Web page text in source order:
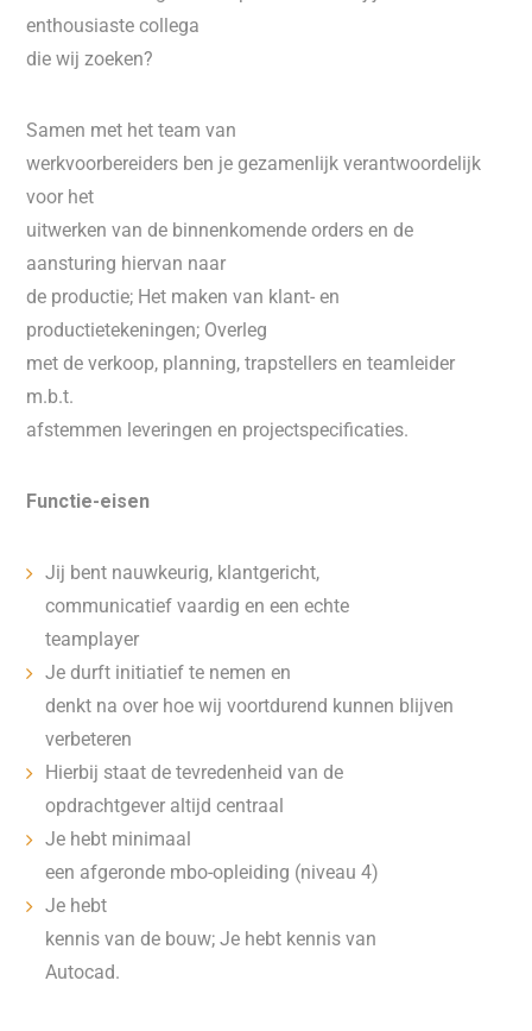
enthousiaste collega
die wij zoeken?
Samen met het team van
werkvoorbereiders ben je gezamenlijk verantwoordelijk
voor het
uitwerken van de binnenkomende orders en de
aansturing hiervan naar
de productie; Het maken van klant- en
productietekeningen; Overleg
met de verkoop, planning, trapstellers en teamleider
m.b.t.
afstemmen leveringen en projectspecificaties.
Functie-eisen
Jij bent nauwkeurig, klantgericht,
communicatief vaardig en een echte
teamplayer
Je durft initiatief te nemen en
denkt na over hoe wij voortdurend kunnen blijven
verbeteren
Hierbij staat de tevredenheid van de
opdrachtgever altijd centraal
Je hebt minimaal
een afgeronde mbo-opleiding (niveau 4)
Je hebt
kennis van de bouw; Je hebt kennis van
Autocad.